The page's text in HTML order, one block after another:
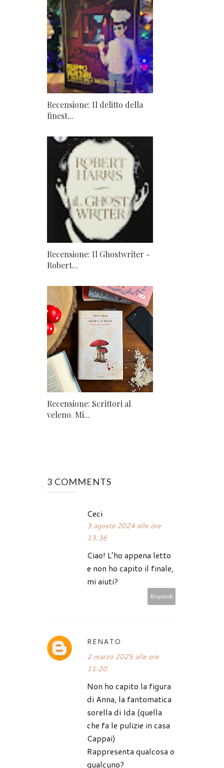
Recensione: Il delitto della
finest...
Recensione: Il Ghostwriter -
Robert...
Recensione: Scrittori al
veleno. Mi...
3 COMMENTS
Ceci
3 agosto 2024 alle ore
13:36
Ciao! L’ho appena letto
e non ho capito il finale,
mi aiuti?
Rispondi
RENATO
2 marzo 2025 alle ore
11:20
Non ho capito la figura
di Anna, la fantomatica
sorella di Ida (quella
che fa le pulizie in casa
Cappai)
Rappresenta qualcosa o
qualcuno?